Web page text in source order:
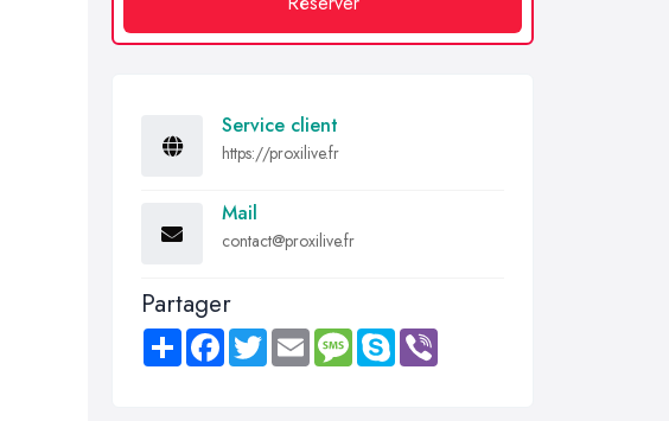
Service client
https://proxilive.fr
Mail
contact@proxilive.fr
Partager
Share FacebookTwitter Email MessageSkype